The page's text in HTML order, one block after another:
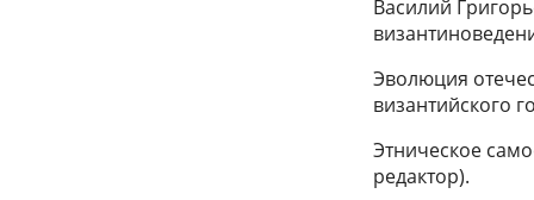
Василий
Эволюция
византийского
Этническое
редактор).